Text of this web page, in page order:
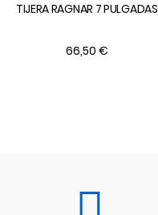
TIJERA RAGNAR 7 PULGADAS
66,50 €